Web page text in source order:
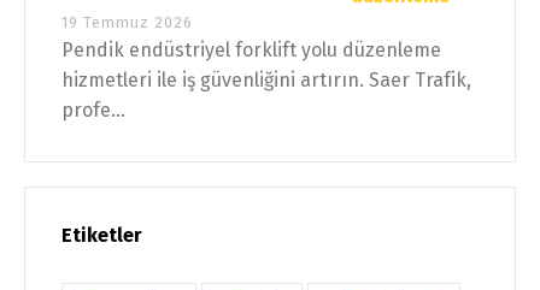
19 Temmuz 2026
Pendik endüstriyel forklift yolu düzenleme
hizmetleri ile iş güvenliğini artırın. Saer Trafik,
profe...
Etiketler